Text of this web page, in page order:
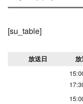
[su_table]
放送日 放